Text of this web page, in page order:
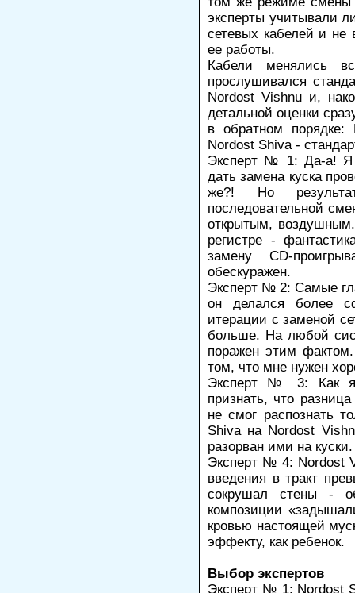
эксперты учитывали
сетевых кабелей и не
ее работы.
Кабели менялись
прослушивался
Nordost Vishnu и,
детальной оценки
в обратном
Nordost Shiva -
Эксперт № 1: Да-а! Я
дать замена куска
же?! Но
последовательной
открытым,
регистре -
замену CD-
обескуражен.
Эксперт № 2: Самые
он делался более
итерации с заменой
больше. На любой
поражен этим
том, что мне нужен
Эксперт № 3: Как я
признать, что
не смог распознать
Shiva на Nordost
разорван ими на
Эксперт № 4: Nordost
введения в тракт
сокрушал стены -
композиции
кровью настоящей
эффекту, как ребенок.
Выбор экспертов
Эксперт № 1: Nordost